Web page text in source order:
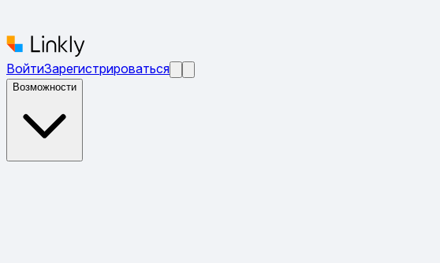
ВойтиЗарегистрироваться
Возможности